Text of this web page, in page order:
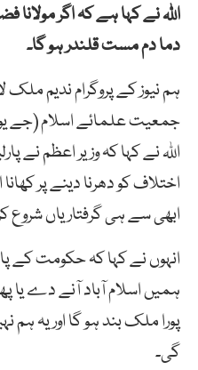
اللہ نے کہا ہے کہ اگر مولانا
دما دم مست قلندر ہو گا۔
ہم نیوز کے پروگرام ندیم ملک
جمعیت علمائے اسلام (جے
اللہ نے کہا کہ وزیر اعظم نے
اختلاف کو دھرنا دینے پر
ابھی سے ہی گرفتاریاں شروع
انہوں نے کہا کہ حکومت کے
ہمیں اسلام آباد آنے دے یا
پورا ملک بند ہو گا اور یہ
گی۔